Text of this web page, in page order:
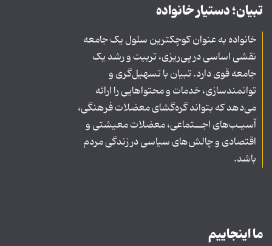
تبیان؛ دستیار خانواده
خانواده به عنوان کوچکترین سلول یک جامعه
نقشی اساسی در پی‌ریزی، تربیت و رشد یک
جامعه قوی دارد. تبیان با تسهیل‌گری و
توانمندسازی، خدمات و محتواهایی را ارائه
می‌دهد که بتواند گره‌گشای معضلات فرهنگی،
آسیـب‌های اجــتماعی، معضلات معیشتی و
اقتصادی و چالش‌های سیاسی در زندگی مردم
باشد.
ما اینجاییم